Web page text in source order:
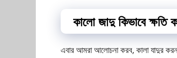
কালো জাদু কিভাবে ক্ষতি
এবার আমরা আলোচনা করব, কালা যাদুর